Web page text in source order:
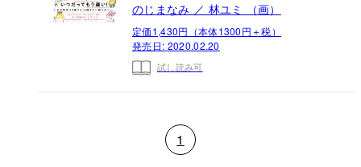
のじまなみ ／ 林ユミ （画）
定価1,430円（本体1300円＋税）
発売日: 2020.02.20
試し読み可
1